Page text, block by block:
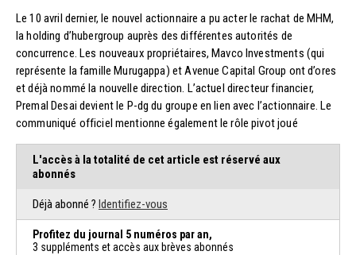
Le 10 avril dernier, le nouvel actionnaire a pu acter le rachat de MHM,
la holding d’hubergroup auprès des différentes autorités de
concurrence. Les nouveaux propriétaires, Mavco Investments (qui
représente la famille Murugappa) et Avenue Capital Group ont d’ores
et déjà nommé la nouvelle direction. L’actuel directeur financier,
Premal Desai devient le P-dg du groupe en lien avec l’actionnaire. Le
communiqué officiel mentionne également le rôle pivot joué
L'accès à la totalité de cet article est réservé aux
abonnés
Déjà abonné ? Identifiez-vous
Profitez du journal 5 numéros par an,
3 suppléments et accès aux brèves abonnés